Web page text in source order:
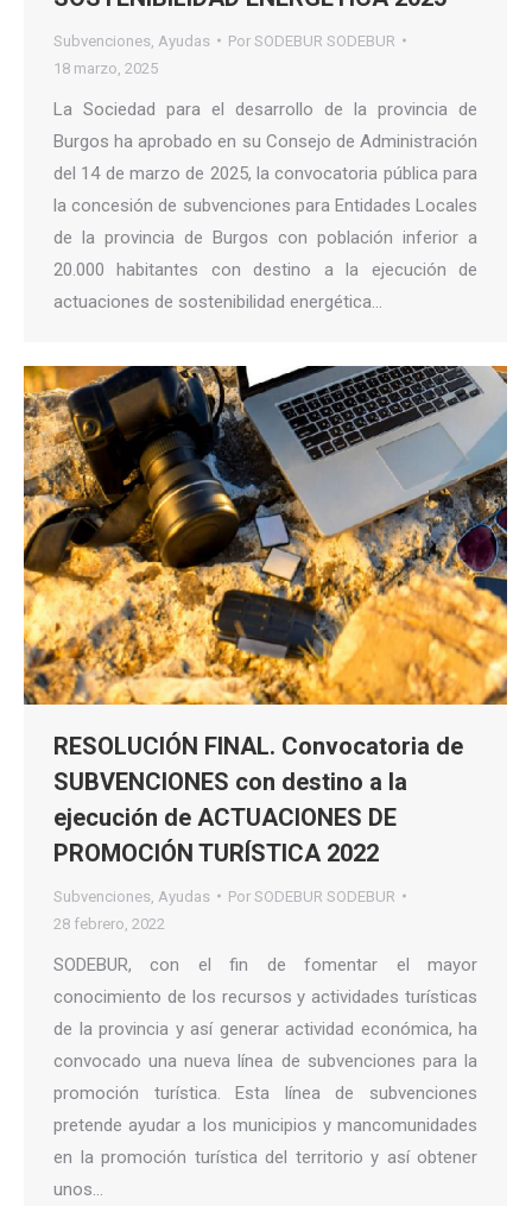
Subvenciones Ayudas Por SODEBUR SODEBUR
18 marzo, 2025
La Sociedad para el desarrollo de la provincia de
Burgos ha aprobado en su Consejo de Administración
del 14 de marzo de 2025, la convocatoria pública para
la concesión de subvenciones para Entidades Locales
de la provincia de Burgos con población inferior a
20.000 habitantes con destino a la ejecución de
actuaciones de sostenibilidad energética…
RESOLUCIÓN FINAL. Convocatoria de
SUBVENCIONES con destino a la
ejecución de ACTUACIONES DE
PROMOCIÓN TURÍSTICA 2022
Subvenciones Ayudas Por SODEBUR SODEBUR
28 febrero, 2022
SODEBUR, con el fin de fomentar el mayor
conocimiento de los recursos y actividades turísticas
de la provincia y así generar actividad económica, ha
convocado una nueva línea de subvenciones para la
promoción turística. Esta línea de subvenciones
pretende ayudar a los municipios y mancomunidades
en la promoción turística del territorio y así obtener
unos…